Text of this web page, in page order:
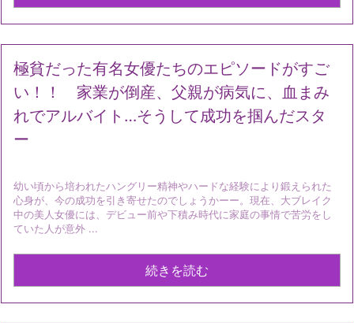
極貧だった有名女優たちのエピソードがすご
い！！ 家業が倒産、父親が病気に、血まみ
れでアルバイト…そうして成功を掴んだスタ
ー
幼い頃から培われたハングリー精神やハードな経験により鍛えられた
心身が、今の成功を引き寄せたのでしょうかーー。現在、大ブレイク
中の美人女優には、デビュー前や下積み時代に家庭の事情で苦労をし
ていた人が意外 ...
続きを読む